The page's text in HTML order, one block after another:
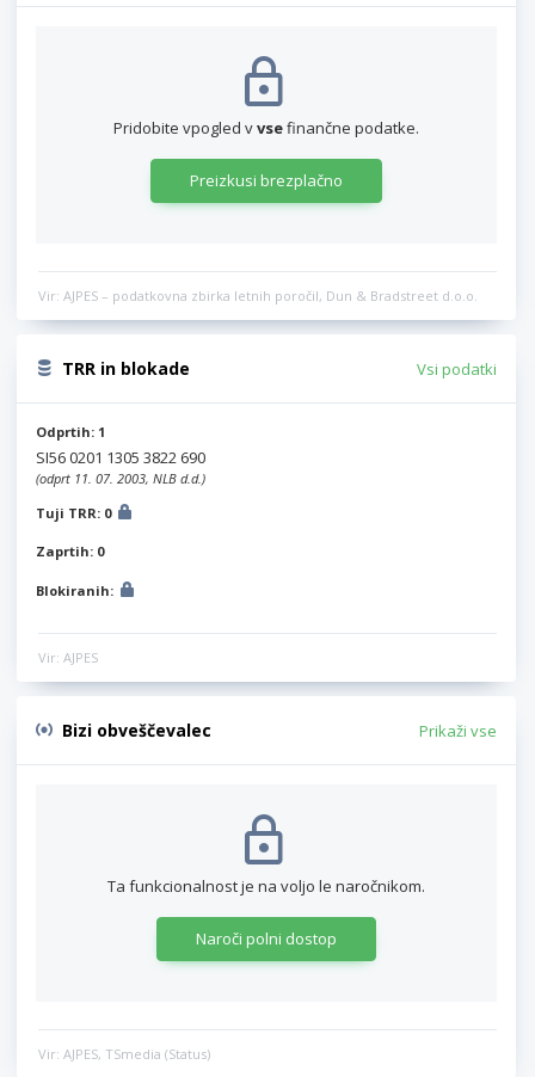
Pridobite vpogled vvsefinančne podatke.
Preizkusi brezplačno
Vir: AJPES – podatkovna zbirka letnih poročil, Dun & Bradstreet d.o.o.
TRR in blokade Vsi podatki
Odprtih: 1
SI56 0201 1305 3822 690
(odprt 11. 07. 2003, NLB d.d.)
Tuji TRR: 0
Zaprtih: 0
Blokiranih:
Vir: AJPES
Bizi obveščevalec Prikaži vse
Ta funkcionalnost je na voljo le naročnikom.
Naroči polni dostop
Vir: AJPES, TSmedia (Status)